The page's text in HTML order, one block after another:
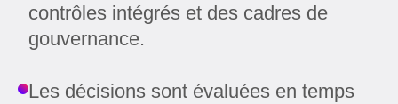
contrôles intégrés et des cadres de
gouvernance.
Les décisions sont évaluées en temps